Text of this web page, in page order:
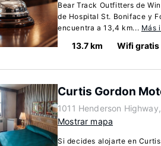
Bear Track Outfitters de
de Hospital St. Boniface y
encuentra a 13,4 km... Más
13.7 km Wifi gratis
Curtis Gordon
1011 Henderson
Mostrar mapa
Si decides alojarte en